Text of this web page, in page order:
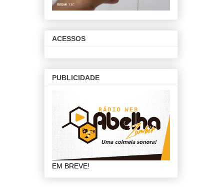
ACESSOS
PUBLICIDADE
EM BREVE!